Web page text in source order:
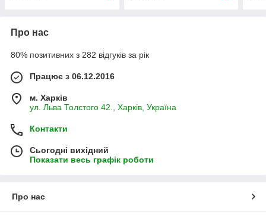
Про нас
80% позитивних з 282 відгуків за рік
Працює з 06.12.2016
м. Харків
ул. Льва Толстого 42., Харків, Україна
Контакти
Сьогодні вихідний
Показати весь графік роботи
Про нас